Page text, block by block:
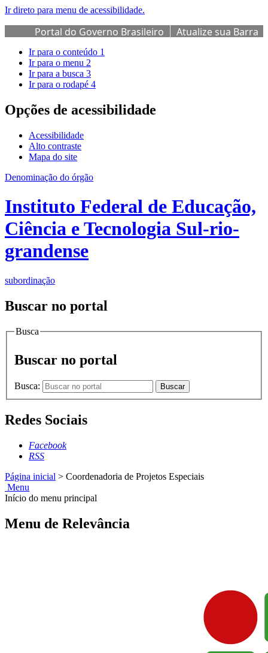
Ir direto para menu de acessibilidade.
Portal do Governo Brasileiro
Atualize sua Barra
de Governo
Ir para o conteúdo 1
Ir para o menu 2
Ir para a busca 3
Ir para o rodapé 4
Opções de acessibilidade
Acessibilidade
Alto contraste
Mapa do site
Denominação do órgão
Instituto Federal de Educação,
Ciência e Tecnologia Sul-rio-
grandense
subordinação
Buscar no portal
Busca
Buscar no portal
Busca: Buscar
Redes Sociais
Facebook
RSS
Página inicial > Coordenadoria de Projetos Especiais
Menu
Início do menu principal
Menu de Relevância